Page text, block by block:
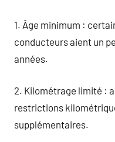
1. Âge minimum :
conducteurs aient un
années.
2. Kilométrage limité :
restrictions
supplémentaires.